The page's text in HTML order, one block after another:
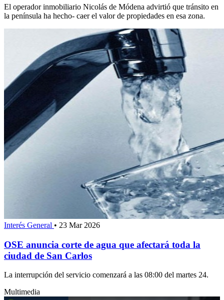
El operador inmobiliario Nicolás de Módena advirtió que tránsito en
la península ha hecho- caer el valor de propiedades en esa zona.
Interés General • 23 Mar 2026
OSE anuncia corte de agua que afectará toda la
ciudad de San Carlos
La interrupción del servicio comenzará a las 08:00 del martes 24.
Multimedia